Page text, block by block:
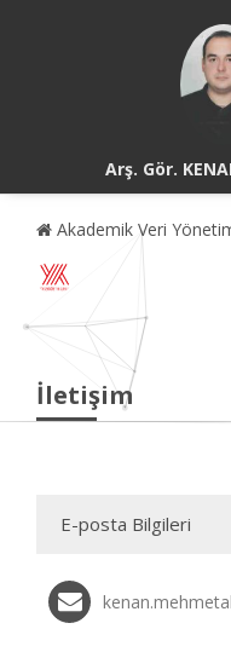
Arş. Gör.
Akademik Veri
İletişim
E-posta Bilgileri